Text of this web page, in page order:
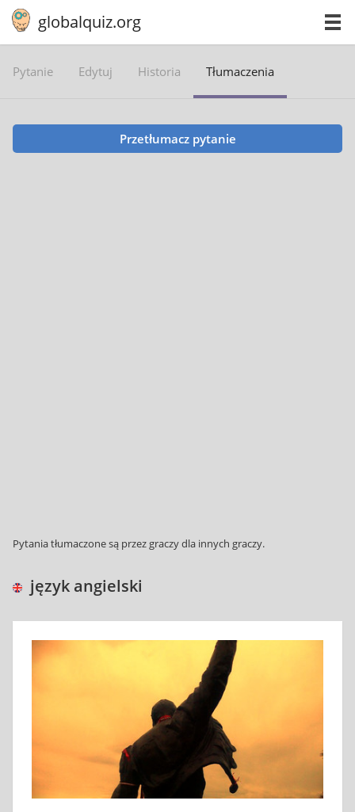
globalquiz.org
Pytanie Edytuj Historia Tłumaczenia
Przetłumacz pytanie
Pytania tłumaczone są przez graczy dla innych graczy.
język angielski